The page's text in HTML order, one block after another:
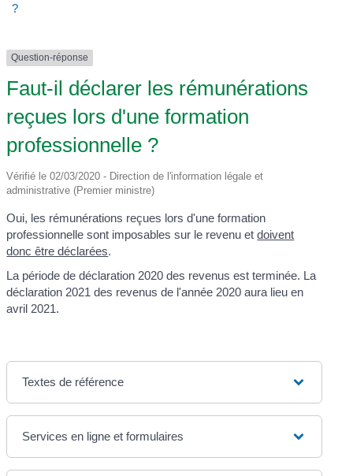
?
Question-réponse
Faut-il déclarer les rémunérations
reçues lors d'une formation
professionnelle ?
Vérifié le 02/03/2020 - Direction de l'information légale et
administrative (Premier ministre)
Oui, les rémunérations reçues lors d'une formation
professionnelle sont imposables sur le revenu etdoivent
donc être déclarées.
La période de déclaration 2020 des revenus est terminée. La
déclaration 2021 des revenus de l'année 2020 aura lieu en
avril 2021.
Textes de référence
Services en ligne et formulaires